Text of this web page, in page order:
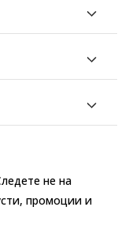
не на
промоции и